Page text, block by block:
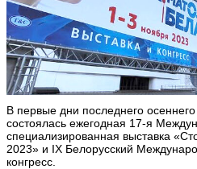
В первые дни последнего
состоялась ежегодная 17-я
специализированная выставка
2023» и IX Белорусский
конгресс.